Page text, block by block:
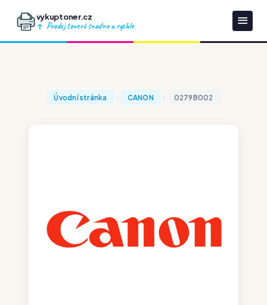
vykuptoner.cz
Prodej tonerů snadno a rychle
Úvodní stránka CANON 0279B002